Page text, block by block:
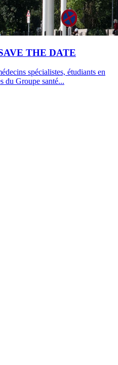
THE DATE
spécialistes, étudiants en
du Groupe santé...